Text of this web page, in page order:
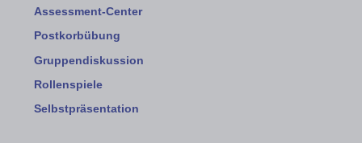
Assessment-Center
Postkorbübung
Gruppendiskussion
Rollenspiele
Selbstpräsentation